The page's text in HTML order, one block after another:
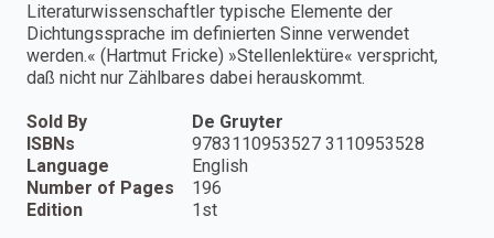
Literaturwissenschaftler typische Elemente der
Dichtungssprache im definierten Sinne verwendet
werden.« (Hartmut Fricke) »Stellenlektüre« verspricht,
daß nicht nur Zählbares dabei herauskommt.
Sold By
De Gruyter
ISBNs
9783110953527 3110953528
Language
English
Number of Pages
196
Edition
1st